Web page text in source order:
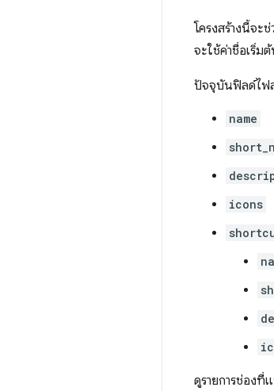
โครงสร้างนี้จะ
จะใช้ค่าชื่อเริ่ม
ปัจจุบันฟิลด์ไฟ
name
icons
ดูรายการช่องที่